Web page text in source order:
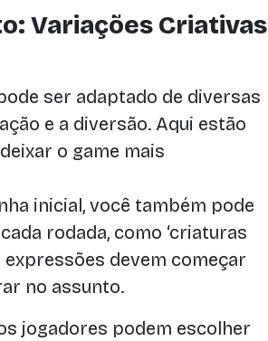
Variações Criativas
ser adaptado de diversas
e a diversão. Aqui estão
o game mais
inicial, você também pode
rodada, como ‘criaturas
expressões devem começar
no assunto.
jogadores podem escolher